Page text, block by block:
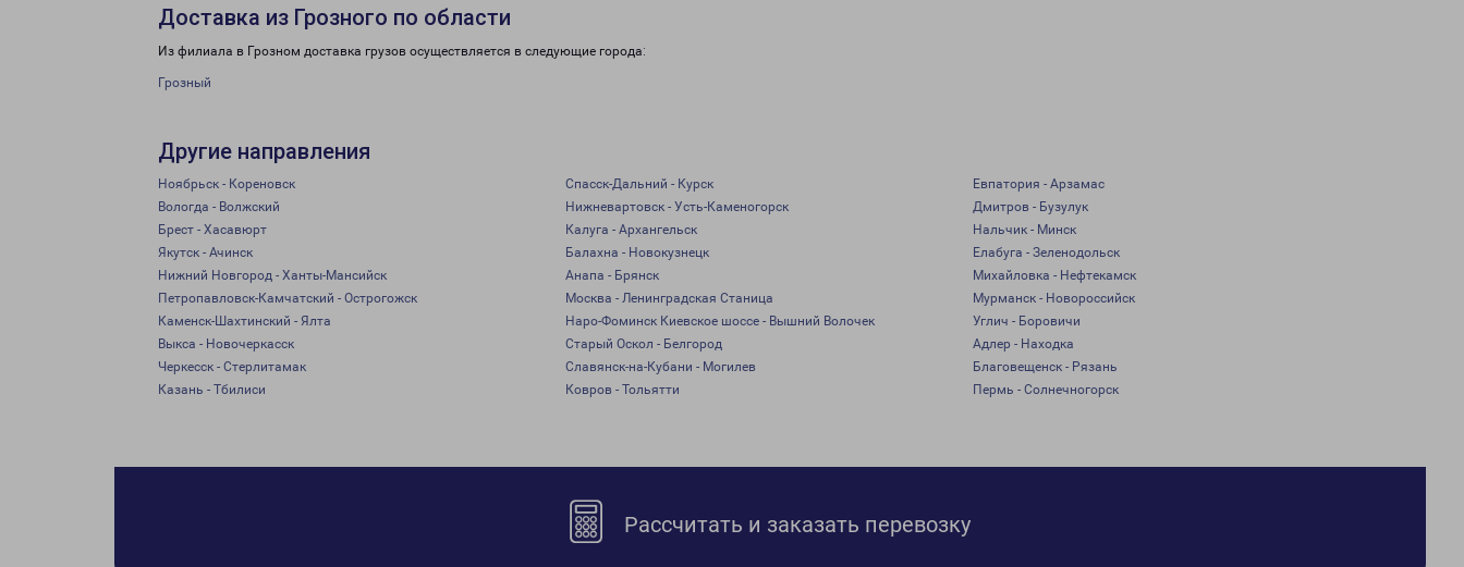
Доставка из Грозного по области
Из филиала в Грозном доставка грузов осуществляется в следующие города:
Грозный
Другие направления
Ноябрьск - Кореновск Спасск-Дальний - Курск
Евпатория - Арзамас
Вологда - Волжский
Нижневартовск - Усть-Каменогорск
Дмитров - Бузулук
Брест - Хасавюрт
Калуга - Архангельск
Нальчик - Минск
Якутск - Ачинск
Балахна - Новокузнецк
Елабуга - Зеленодольск
Нижний Новгород - Ханты-Мансийск
Анапа - Брянск
Михайловка - Нефтекамск
Петропавловск-Камчатский - Острогожск
Москва - Ленинградская Станица
Мурманск - Новороссийск
Каменск-Шахтинский - Ялта
Наро-Фоминск Киевское шоссе - Вышний Волочек
Углич - Боровичи
Выкса - Новочеркасск
Старый Оскол - Белгород
Адлер - Находка
Черкесск - Стерлитамак
Славянск-на-Кубани - Могилев
Благовещенск - Рязань
Казань - Тбилиси
Ковров - Тольятти Пермь - Солнечногорск
Рассчитать и заказать перевозку